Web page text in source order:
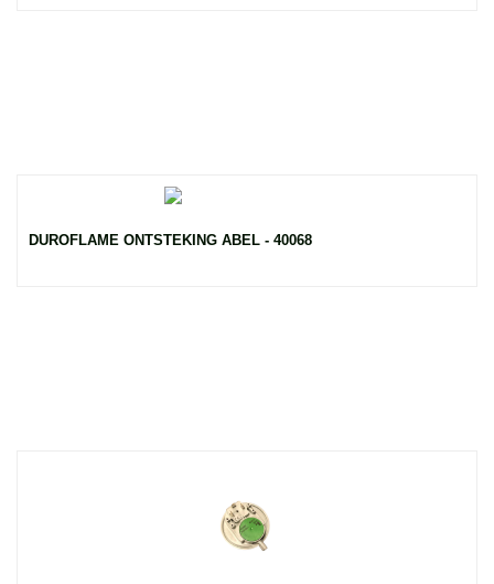
DUROFLAME ONTSTEKING ABEL - 40068